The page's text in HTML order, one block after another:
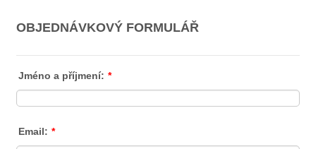
OBJEDNÁVKOVÝ FORMULÁŘ
Jméno a příjmení: *
Email: *